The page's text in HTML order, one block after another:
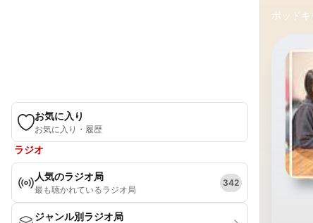
お気に入り
お気に入り・履歴
ラジオ
人気のラジオ局
最も聴かれているラジオ局
342
ジャンル別ラジオ局
ポッドキ